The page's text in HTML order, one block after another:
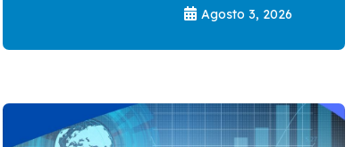
Agosto 3, 2026